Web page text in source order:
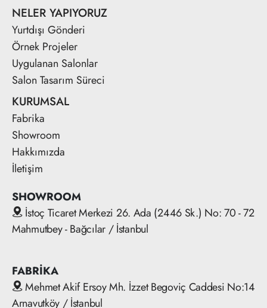
NELER YAPIYORUZ
Yurtdışı Gönderi
Örnek Projeler
Uygulanan Salonlar
Salon Tasarım Süreci
KURUMSAL
Fabrika
Showroom
Hakkımızda
İletişim
SHOWROOM
İstoç Ticaret Merkezi 26. Ada (2446 Sk.) No: 70 - 72
Mahmutbey - Bağcılar / İstanbul
FABRİKA
Mehmet Akif Ersoy Mh. İzzet Begoviç Caddesi No:14
Arnavutköy / İstanbul